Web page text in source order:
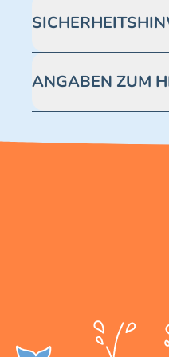
ANGABEN ZUM